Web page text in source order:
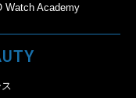
Watch Academy